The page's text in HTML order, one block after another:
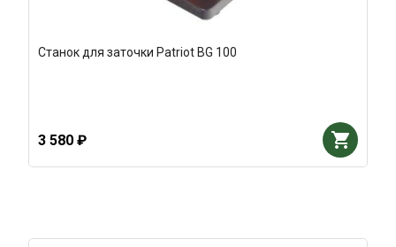
Станок для заточки Patriot BG 100
3 580 ₽